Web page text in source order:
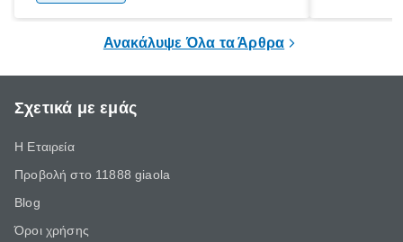
Ανακάλυψε Όλα τα Άρθρα
Σχετικά με εμάς
Η Εταιρεία
Προβολή στο 11888 giaola
Blog
Όροι χρήσης